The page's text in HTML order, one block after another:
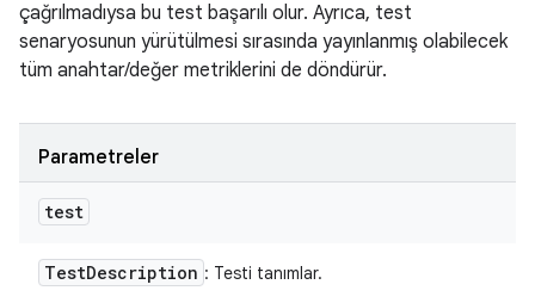
çağrılmadıysa bu test başarılı olur. Ayrıca, test
senaryosunun yürütülmesi sırasında yayınlanmış olabilecek
tüm anahtar/değer metriklerini de döndürür.
Parametreler
test
TestDescription : Testi tanımlar.